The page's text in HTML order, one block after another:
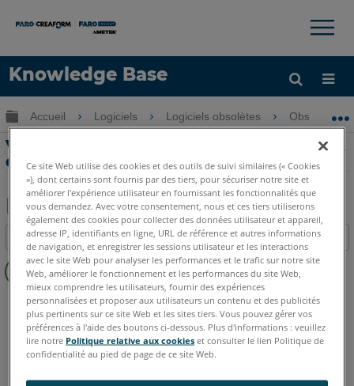
Knowledge Base
LANGUE
Obtenir de l'aide CONNEXION
×
Développer/réduire la hiérarchie globale
Accueil Logiciels Logiciels obsolètes Obsolètes-
Vérification de l’erreur de profondeur et
d’excentricité du SMR
Enregistrer
en
tant
que
PDF
Table des matières
d'entêtes
CAM2 2026 2025 2024 2023 2021 2020 2019 2018
Measure 10 Measure Q Measure X
Ce site Web utilise des cookies et des outils de suivi similaires (« Cookies
»), dont certains sont fournis par des tiers, pour sécuriser notre site et
améliorer l'expérience utilisateur en fournissant les fonctionnalités que
vous demandez. Avec votre consentement, nous et ces tiers utiliserons
également des cookies pour collecter des données utilisateur et appareil,
adresse IP, identifiants en ligne, URL de référence et autres informations
de navigation, et enregistrer les sessions utilisateur et les interactions
avec le site Web pour analyser les performances et le trafic sur notre site
Web, améliorer le fonctionnement et les performances du site Web,
mieux comprendre les utilisateurs, fournir des expériences
personnalisées et proposer aux utilisateurs un contenu et des publicités
plus pertinents sur ce site Web et les sites tiers. Vous pouvez gérer vos
préférences à l'aide des boutons ci-dessous. Plus d'informations : veuillez
lire notre Politique relative aux cookies et consulter le lien Politique de
confidentialité au pied de page de ce site Web.